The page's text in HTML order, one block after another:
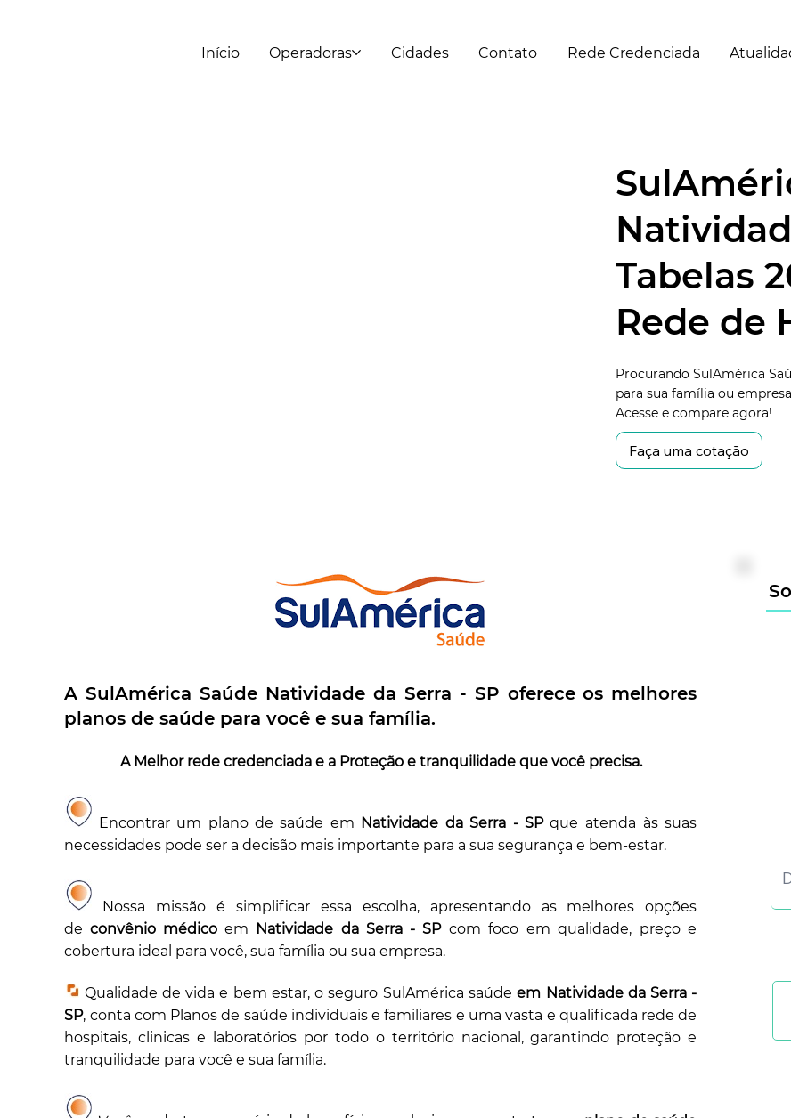
Início Operadoras Cidades Contato Rede Credenciada
Tabelas
Rede de
Procurando SulAmérica
para sua família ou
Acesse e compare agora!
Faça uma cotação
A SulAmérica Saúde Natividade da Serra - SP oferece os melhores
planos de saúde para você e sua família.
A Melhor rede credenciada e a Proteção e tranquilidade que você precisa.
Encontrar um plano de saúde em Natividade da Serra - SPque atenda às suas
necessidades pode ser a decisão mais importante para a sua segurança e bem-estar.
Nossa missão é simplificar essa escolha, apresentando as melhores opções
deconvênio médicoem Natividade da Serra - SPcom foco em qualidade, preço e
cobertura ideal para você, sua família ou sua empresa.
Qualidade de vida e bem estar, o seguro SulAmérica saúdeem Natividade da Serra -
SP, conta com Planos de saúde individuais e familiares e uma vasta e qualificada rede de
hospitais, clinicas e laboratórios por todo o território nacional, garantindo proteção e
tranquilidade para você e sua família.